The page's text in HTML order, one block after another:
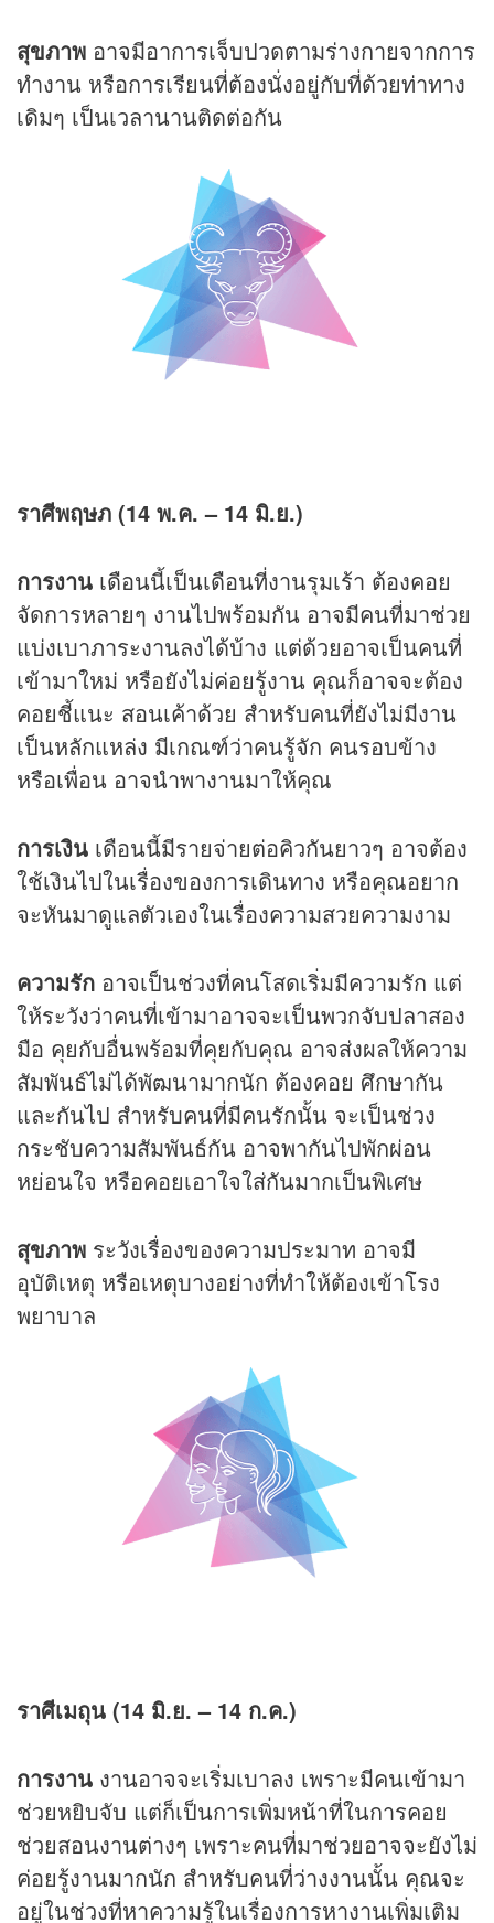
สุขภาพ อาจมีอาการเจ็บปวดตามร่างกายจากการ
ทำงาน หรือการเรียนที่ต้องนั่งอยู่กับที่ด้วยท่าทาง
เดิมๆ เป็นเวลานานติดต่อกัน
ราศีพฤษภ (14 พ.ค. – 14 มิ.ย.)
การงาน เดือนนี้เป็นเดือนที่งานรุมเร้า ต้องคอย
จัดการหลายๆ งานไปพร้อมกัน อาจมีคนที่มาช่วย
แบ่งเบาภาระงานลงได้บ้าง แต่ด้วยอาจเป็นคนที่
เข้ามาใหม่ หรือยังไม่ค่อยรู้งาน คุณก็อาจจะต้อง
คอยชี้แนะ สอนเค้าด้วย สำหรับคนที่ยังไม่มีงาน
เป็นหลักแหล่ง มีเกณฑ์ว่าคนรู้จัก คนรอบข้าง
หรือเพื่อน อาจนำพางานมาให้คุณ
การเงิน เดือนนี้มีรายจ่ายต่อคิวกันยาวๆ อาจต้อง
ใช้เงินไปในเรื่องของการเดินทาง หรือคุณอยาก
จะหันมาดูแลตัวเองในเรื่องความสวยความงาม
ความรัก อาจเป็นช่วงที่คนโสดเริ่มมีความรัก แต่
ให้ระวังว่าคนที่เข้ามาอาจจะเป็นพวกจับปลาสอง
มือ คุยกับอื่นพร้อมที่คุยกับคุณ อาจส่งผลให้ความ
สัมพันธ์ไม่ได้พัฒนามากนัก ต้องคอย ศึกษากัน
และกันไป สำหรับคนที่มีคนรักนั้น จะเป็นช่วง
กระชับความสัมพันธ์กัน อาจพากันไปพักผ่อน
หย่อนใจ หรือคอยเอาใจใส่กันมากเป็นพิเศษ
สุขภาพ ระวังเรื่องของความประมาท อาจมี
อุบัติเหตุ หรือเหตุบางอย่างที่ทำให้ต้องเข้าโรง
พยาบาล
ราศีเมถุน (14 มิ.ย. – 14 ก.ค.)
การงาน งานอาจจะเริ่มเบาลง เพราะมีคนเข้ามา
ช่วยหยิบจับ แต่ก็เป็นการเพิ่มหน้าที่ในการคอย
ช่วยสอนงานต่างๆ เพราะคนที่มาช่วยอาจจะยังไม่
ค่อยรู้งานมากนัก สำหรับคนที่ว่างงานนั้น คุณจะ
อยู่ในช่วงที่หาความรู้ในเรื่องการหางานเพิ่มเติม